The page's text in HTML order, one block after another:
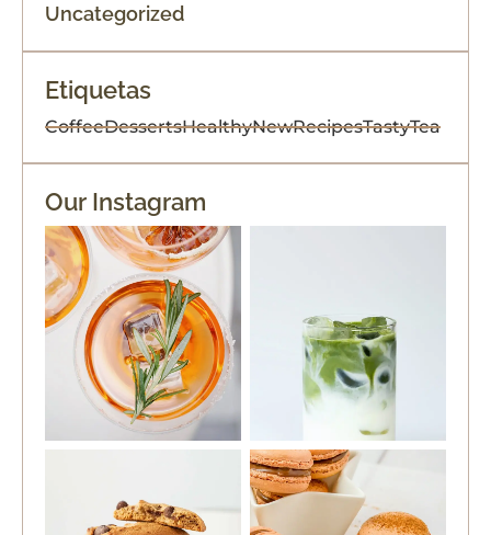
Uncategorized
Etiquetas
CoffeeDessertsHealthyNewRecipesTastyTea
Our Instagram